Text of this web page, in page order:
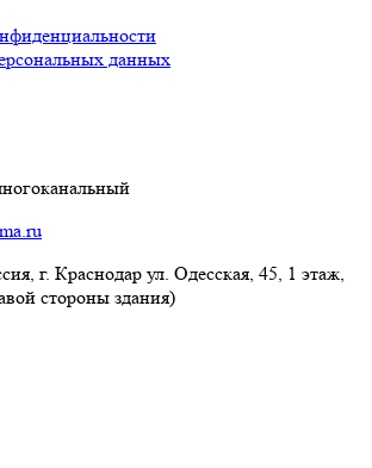
данных
г. Краснодар ул. Одесская, 45, 1 этаж,
стороны здания)